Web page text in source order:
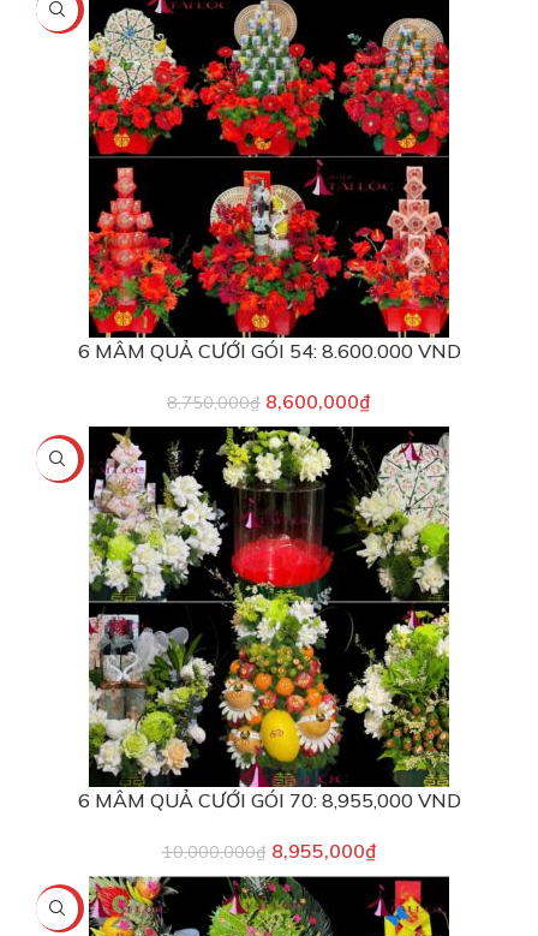
-2%
6 MÂM QUẢ CƯỚI GÓI 54: 8.600.000 VND
8,750,000₫ 8,600,000₫
-10%
6 MÂM QUẢ CƯỚI GÓI 70: 8,955,000 VND
10,000,000₫ 8,955,000₫
-18%